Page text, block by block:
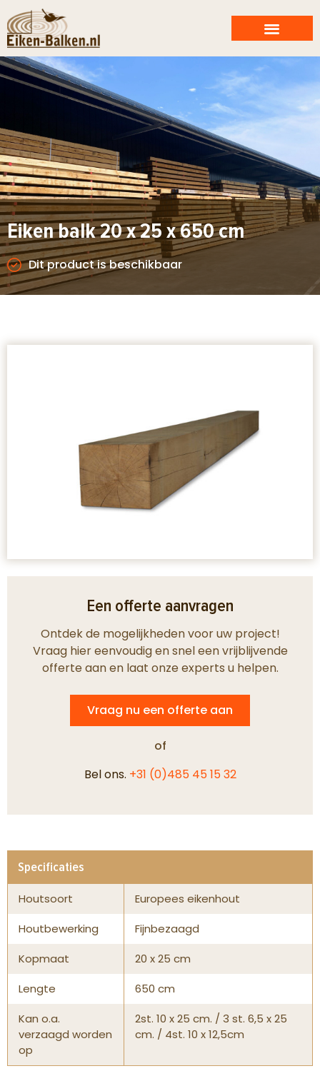
Eiken balk 20 x 25 x 650 cm
Dit product is beschikbaar
Specificaties
Houtsoort
Europees eikenhout
Houtbewerking
Fijnbezaagd
Kopmaat
20 x 25 cm
Lengte
650 cm
Kan o.a.
verzaagd worden
op
2st. 10 x 25 cm. / 3 st. 6,5 x 25
cm. / 4st. 10 x 12,5cm
Een offerte aanvragen
Ontdek de mogelijkheden voor uw project!
Vraag hier eenvoudig en snel een vrijblijvende
offerte aan en laat onze experts u helpen.
Vraag nu een offerte aan
of
Bel ons. +31 (0)485 45 15 32